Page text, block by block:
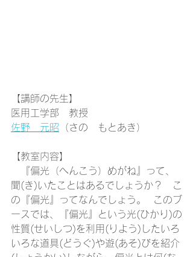
【講師の先生】
医用工学部　教授
佐野　元昭 （さの　もとあき）
【教室内容】
『偏光（へんこう）めがね』って、
聞(き)いたことはあるでしょうか？　こ
の『偏光』ってなんでしょう。  このブ
ースでは、『偏光』という光(ひかり)の
性質(せいしつ)を利用(りよう)したいろ
いろな道具(どうぐ)や遊(あそ)びを紹介